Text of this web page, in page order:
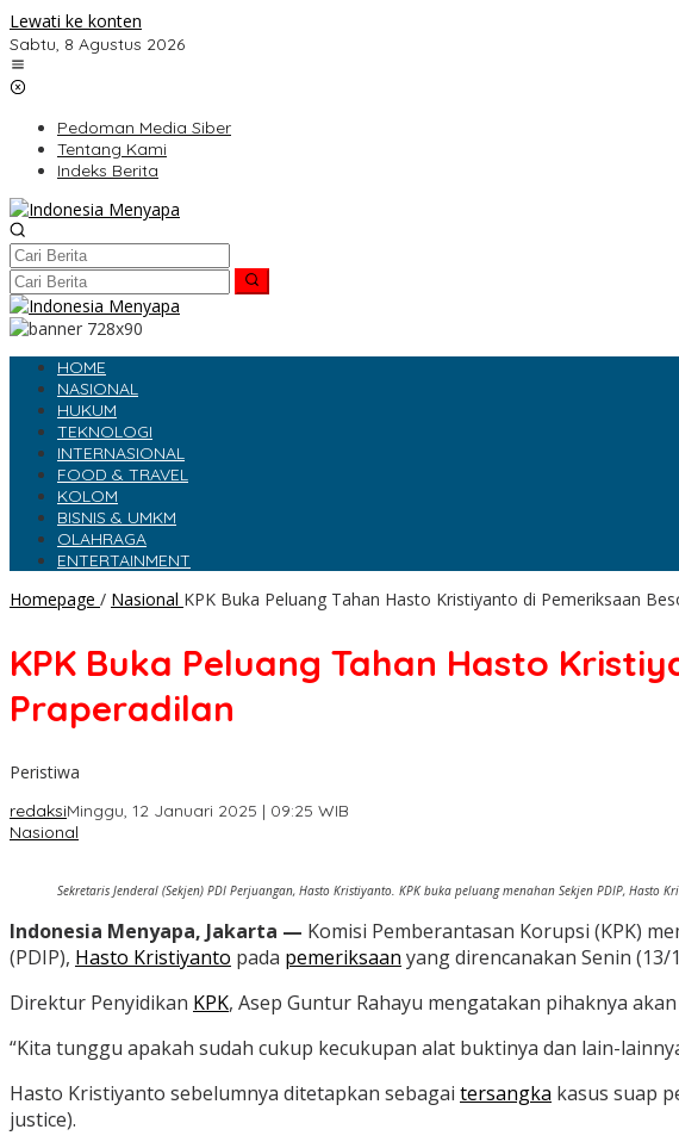
Lewati ke konten
Sabtu, 8 Agustus 2026
Pedoman Media Siber
Tentang Kami
Indeks Berita
HOME
NASIONAL
HUKUM
TEKNOLOGI
INTERNASIONAL
FOOD & TRAVEL
KOLOM
BISNIS & UMKM
OLAHRAGA
ENTERTAINMENT
Homepage / Nasional KPK Buka Peluang Tahan Hasto Kristiyanto di Pemeriksaan
KPK Buka Peluang Tahan Hasto
Praperadilan
Peristiwa
redaksiMinggu, 12 Januari 2025 | 09:25 WIB
Nasional
Sekretaris Jenderal (Sekjen) PDI Perjuangan, Hasto Kristiyanto. KPK buka peluang menahan Sekjen PDIP,
Indonesia Menyapa, Jakarta — Komisi Pemberantasan Korupsi (KPK)
(PDIP), Hasto Kristiyanto pada pemeriksaan yang direncanakan Senin (13/
Direktur Penyidikan KPK, Asep Guntur Rahayu mengatakan pihaknya
“Kita tunggu apakah sudah cukup kecukupan alat buktinya dan lain-
Hasto Kristiyanto sebelumnya ditetapkan sebagai tersangka kasus suap
justice).